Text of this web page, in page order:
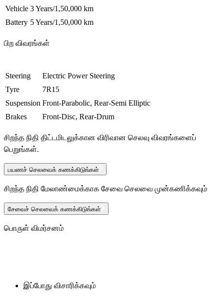
Vehicle 3 Years/1,50,000 km
Battery 5 Years/1,50,000 km
பிற விவரங்கள்
Steering
Electric Power Steering
Tyre
7R15
Suspension Front-Parabolic, Rear-Semi Elliptic
Brakes
Front-Disc, Rear-Drum
சிறந்த நிதி திட்டமிடலுக்கான விரிவான செலவு விவரங்களைப்
பெறுங்கள்.
பயணச் செலவைக் கணக்கிடுங்கள்
சிறந்த நிதி மேலாண்மைக்காக சேவை செலவை முன்கணிக்கவும்
சேவைச் செலவைக் கணக்கிடுங்கள்
பொருள் விமர்சனம்
இப்போது விசாரிக்கவும்